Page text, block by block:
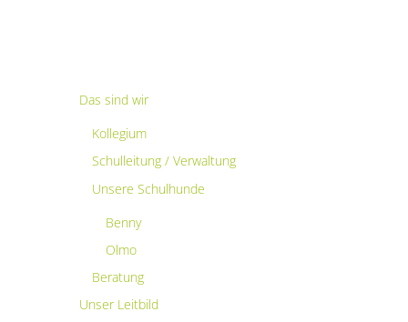
Das sind wir
Kollegium
Schulleitung / Verwaltung
Unsere Schulhunde
Benny
Olmo
Beratung
Unser Leitbild